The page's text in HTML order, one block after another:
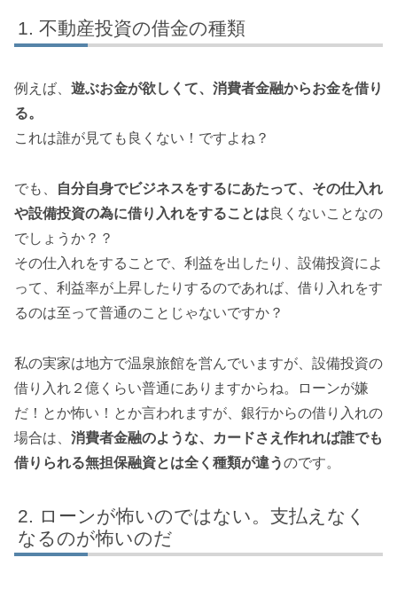
不動産投資の借金の種類
例えば、 遊ぶお金が欲しくて、消費者金融からお金を借り
る。
これは誰が見ても良くない！ですよね？
でも、
自分自身でビジネスをするにあたって、その仕入れ
や設備投資の為に借り入れをすることは良くないことなの
でしょうか？？
その仕入れをすることで、利益を出したり、設備投資によ
って、利益率が上昇したりするのであれば、借り入れをす
るのは至って普通のことじゃないですか？
私の実家は地方で温泉旅館を営んでいますが、設備投資の
借り入れ２億くらい普通にありますからね。ローンが嫌
だ！とか怖い！とか言われますが、銀行からの借り入れの
場合は、 消費者金融のような、カードさえ作れれば誰でも
借りられる無担保融資とは全く種類が違うのです。
ローンが怖いのではない。支払えなく
なるのが怖いのだ